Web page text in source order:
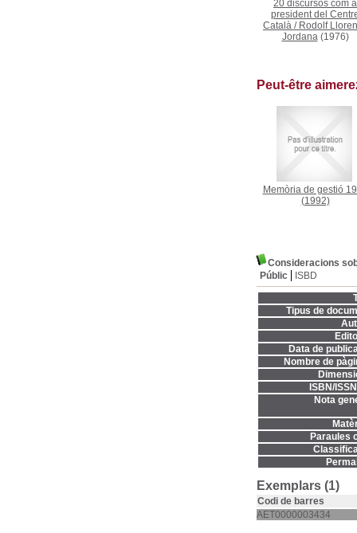
20 discursos com a
president del
Català / Rodolf
Jordana(1976)
Peut-être
Memòria de gestió
(1992)
Consideracions
Públic
ISBD
Tipus de
Data de
Nombre de
ISBN/
Nota
Paraules
Exemplars (1)
Codi de barres
AET0000003434